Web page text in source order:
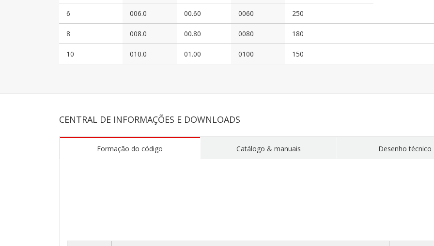
6 006.0 00.60 0060 250
8 008.0 00.80 0080 180
10 010.0 01.00 0100 150
CENTRAL DE INFORMAÇÕES E DOWNLOADS
Formação do código Catálogo & manuais Desenho técnico